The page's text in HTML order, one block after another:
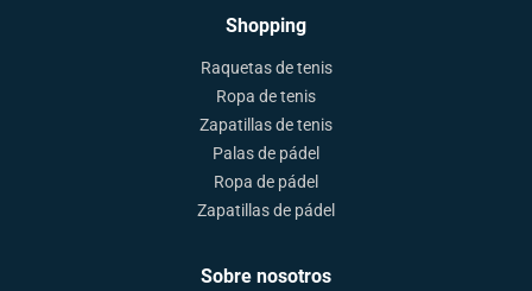
Shopping
Raquetas de tenis
Ropa de tenis
Zapatillas de tenis
Palas de pádel
Ropa de pádel
Zapatillas de pádel
Sobre nosotros